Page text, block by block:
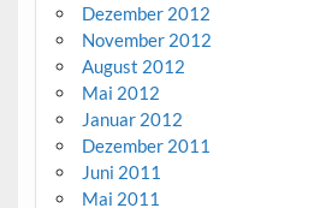
Dezember 2012
November 2012
August 2012
Mai 2012
Januar 2012
Dezember 2011
Juni 2011
Mai 2011